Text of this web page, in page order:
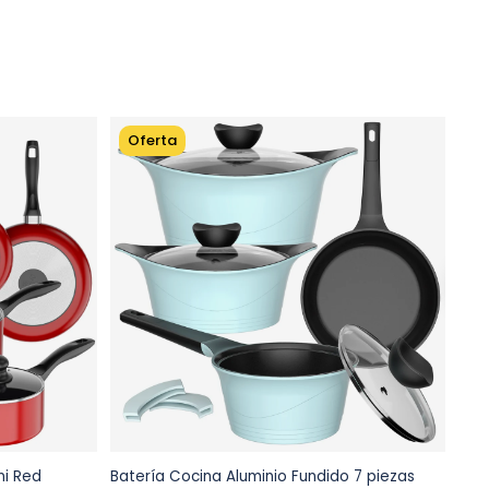
Red
Agregar al carrito
Oferta
Batería Cocina Aluminio Fundido 7 piezas